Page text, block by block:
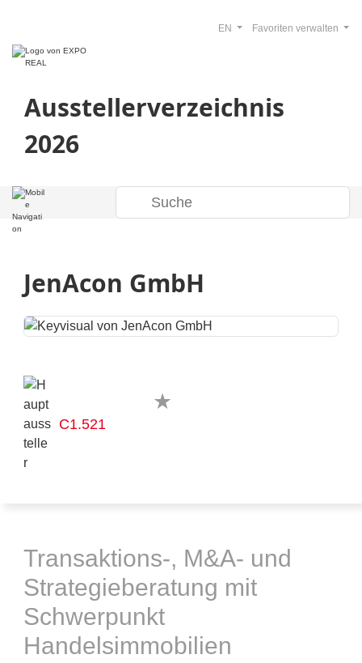
Ausstellerverzeichnis
2026
Favoriten verwalten
EN
JenAcon GmbH
C1.521
Transaktions-, M&A- und
Strategieberatung mit
Schwerpunkt
Handelsimmobilien